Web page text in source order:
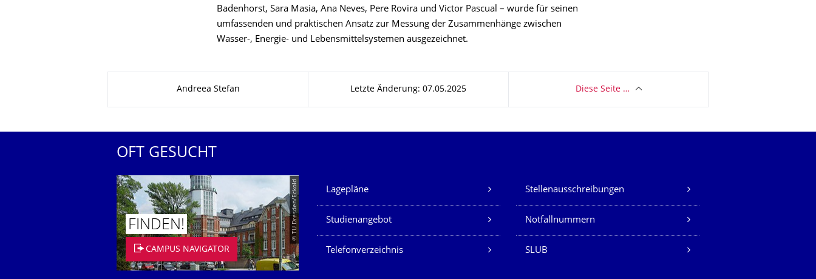
Badenhorst, Sara Masia, Ana Neves, Pere Rovira und Victor Pascual – wurde für seinen
umfassenden und praktischen Ansatz zur Messung der Zusammenhänge zwischen
Wasser-, Energie- und Lebensmittelsystemen ausgezeichnet.
Andreea Stefan Letzte Änderung: 07.05.2025 Diese Seite …
OFT GESUCHT
© TU Dresden/Eckold
FINDEN!
CAMPUS NAVIGATOR
Unsere Dienste
Lagepläne Stellenausschreibungen
Studienangebot Notfallnummern
Telefonverzeichnis SLUB